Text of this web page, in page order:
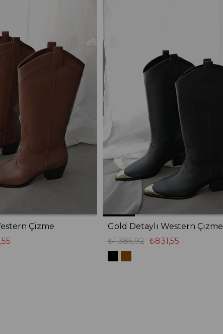
Çizme
Gold Detaylı Western Çizme
₺831,55
₺1.385,92